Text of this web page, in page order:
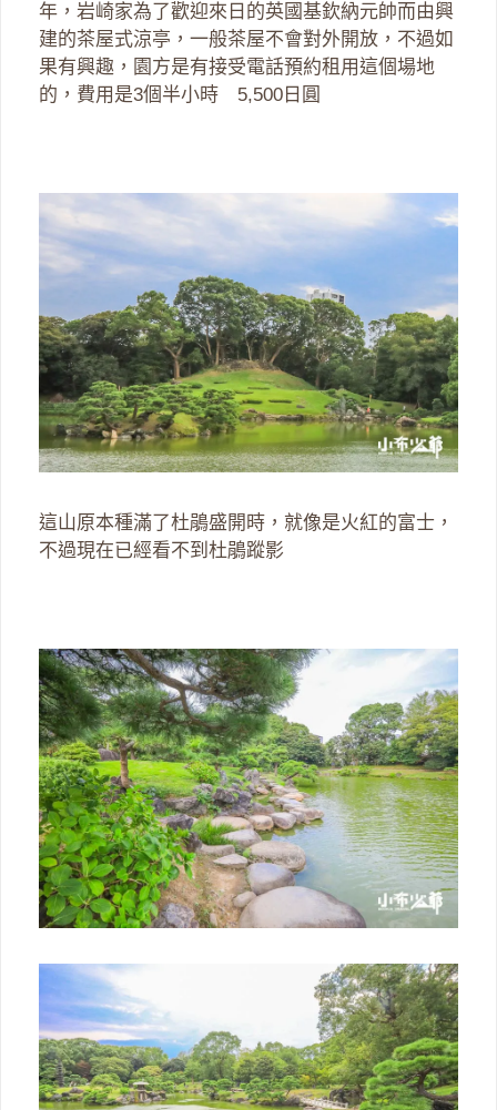
年，岩崎家為了歡迎來日的英國基欽納元帥而由興
建的茶屋式涼亭，一般茶屋不會對外開放，不過如
果有興趣，園方是有接受電話預約租用這個場地
的，費用是3個半小時 5,500日圓
這山原本種滿了杜鵑盛開時，就像是火紅的富士，
不過現在已經看不到杜鵑蹤影